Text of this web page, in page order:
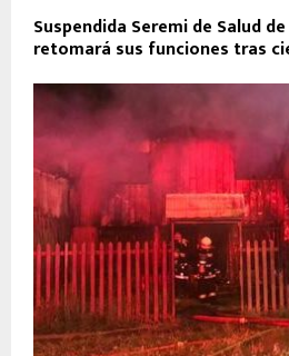
Suspendida Seremi de Salud
retomará sus funciones tras